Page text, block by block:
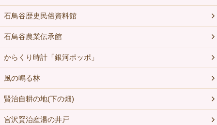
石鳥谷歴史民俗資料館
石鳥谷農業伝承館
からくり時計「銀河ポッポ」
風の鳴る林
賢治自耕の地(下の畑)
宮沢賢治産湯の井戸